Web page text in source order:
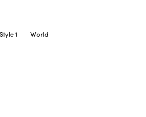
Style 1 World